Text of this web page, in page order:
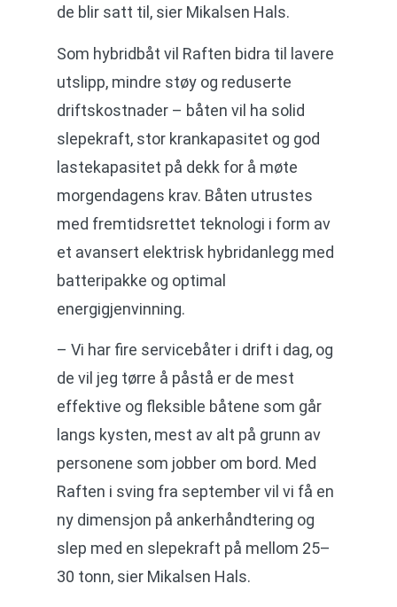
de blir satt til, sier Mikalsen Hals.
Som hybridbåt vil Raften bidra til lavere
utslipp, mindre støy og reduserte
driftskostnader – båten vil ha solid
slepekraft, stor krankapasitet og god
lastekapasitet på dekk for å møte
morgendagens krav. Båten utrustes
med fremtidsrettet teknologi i form av
et avansert elektrisk hybridanlegg med
batteripakke og optimal
energigjenvinning.
– Vi har fire servicebåter i drift i dag, og
de vil jeg tørre å påstå er de mest
effektive og fleksible båtene som går
langs kysten, mest av alt på grunn av
personene som jobber om bord. Med
Raften i sving fra september vil vi få en
ny dimensjon på ankerhåndtering og
slep med en slepekraft på mellom 25–
30 tonn, sier Mikalsen Hals.